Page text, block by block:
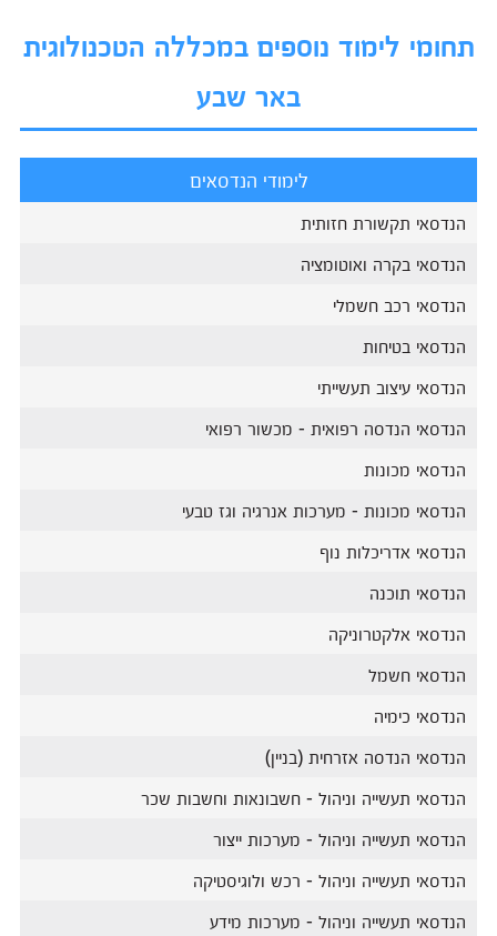
תחומי לימוד נוספים במכללה הטכנולוגית
באר שבע
לימודי הנדסאים
הנדסאי תקשורת חזותית
הנדסאי בקרה ואוטומציה
הנדסאי רכב חשמלי
הנדסאי בטיחות
הנדסאי עיצוב תעשייתי
הנדסאי הנדסה רפואית - מכשור רפואי
הנדסאי מכונות
הנדסאי מכונות - מערכות אנרגיה וגז טבעי
הנדסאי אדריכלות נוף
הנדסאי תוכנה
הנדסאי אלקטרוניקה
הנדסאי חשמל
הנדסאי כימיה
הנדסאי הנדסה אזרחית (בניין)
הנדסאי תעשייה וניהול - חשבונאות וחשבות שכר
הנדסאי תעשייה וניהול - מערכות ייצור
הנדסאי תעשייה וניהול - רכש ולוגיסטיקה
הנדסאי תעשייה וניהול - מערכות מידע